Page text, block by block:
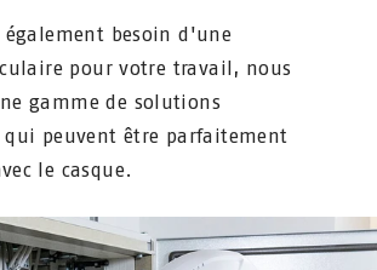
également besoin d'une
pour votre travail, nous
gamme de solutions
qui peuvent être parfaitement
le casque.